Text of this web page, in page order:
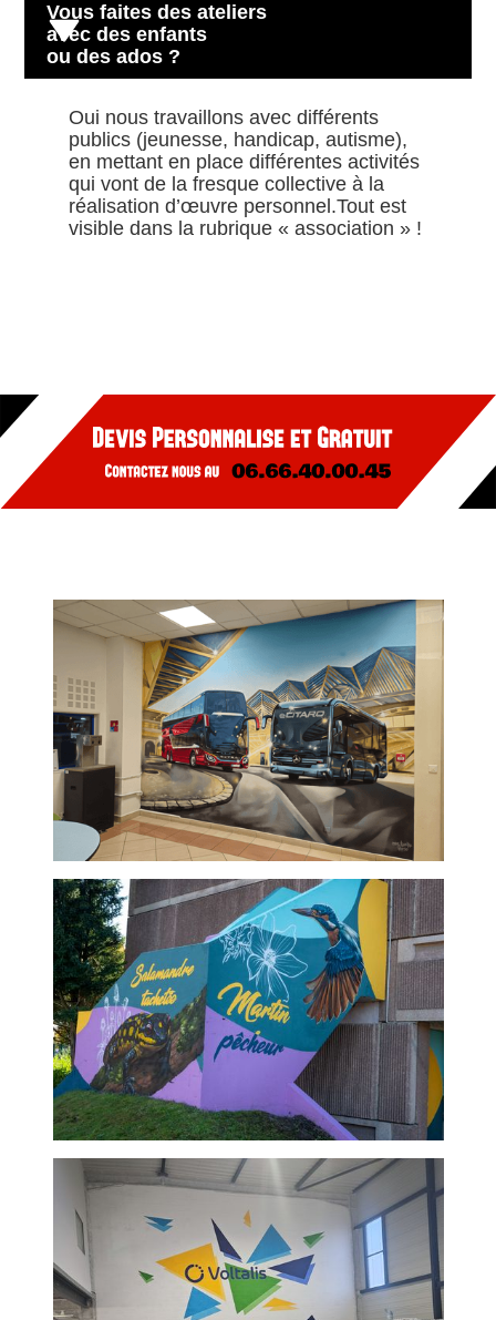
Vous faites des ateliers
avec des enfants
ou des ados ?
Oui nous travaillons avec différents
publics (jeunesse, handicap, autisme),
en mettant en place différentes activités
qui vont de la fresque collective à la
réalisation d’œuvre personnel.Tout est
visible dans la rubrique « association » !
Buses Mercedes
Cours lycée- Alfred Kastler